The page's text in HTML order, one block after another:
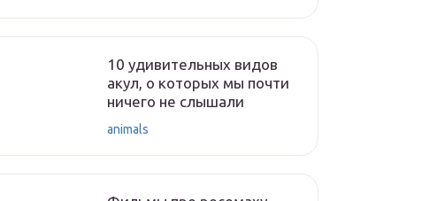
10 удивительных видов
акул, о которых мы почти
ничего не слышали
animals